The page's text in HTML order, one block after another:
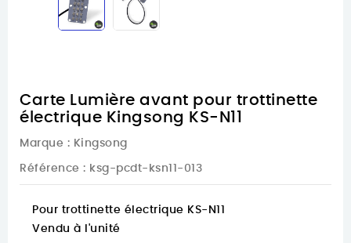
Carte Lumière avant pour trottinette
électrique Kingsong KS-N11
Marque : Kingsong
Référence : ksg-pcdt-ksn11-013
Pour trottinette électrique KS-N11
Vendu à l'unité